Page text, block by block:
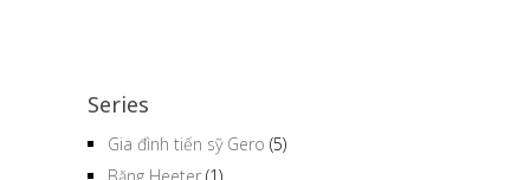
Series
Gia đình tiến sỹ Gero (5)